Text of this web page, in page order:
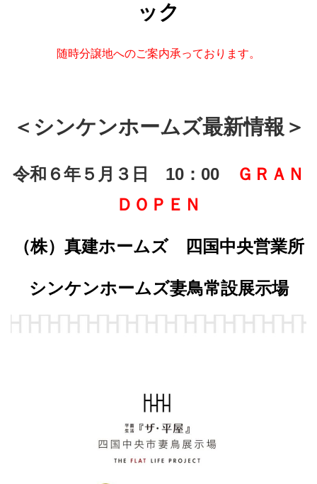
ック
随時分譲地へのご案内承っております。
＜シンケンホームズ最新情報＞
令和６年５月３日 10：00
ＧＲＡＮ
ＤＯＰＥＮ
（株）真建ホームズ 四国中央営業所
シンケンホームズ妻鳥常設展示場